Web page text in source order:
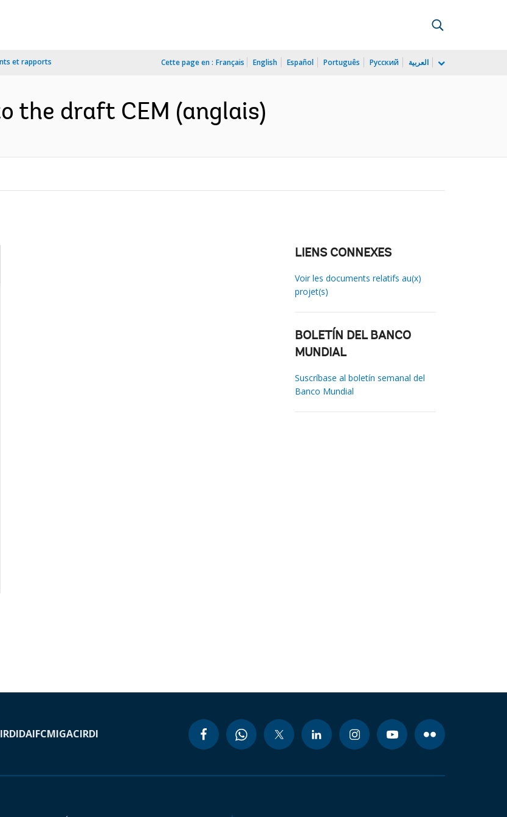
et rapports Cette page en : Français English Español Português Русский العربية
the draft CEM (anglais)
LIENS CONNEXES
Voir les documents relatifs au(x)
projet(s)
BOLETÍN DEL BANCO
MUNDIAL
Suscríbase al boletín semanal del
Banco Mundial
IDAIFCMIGACIRDI